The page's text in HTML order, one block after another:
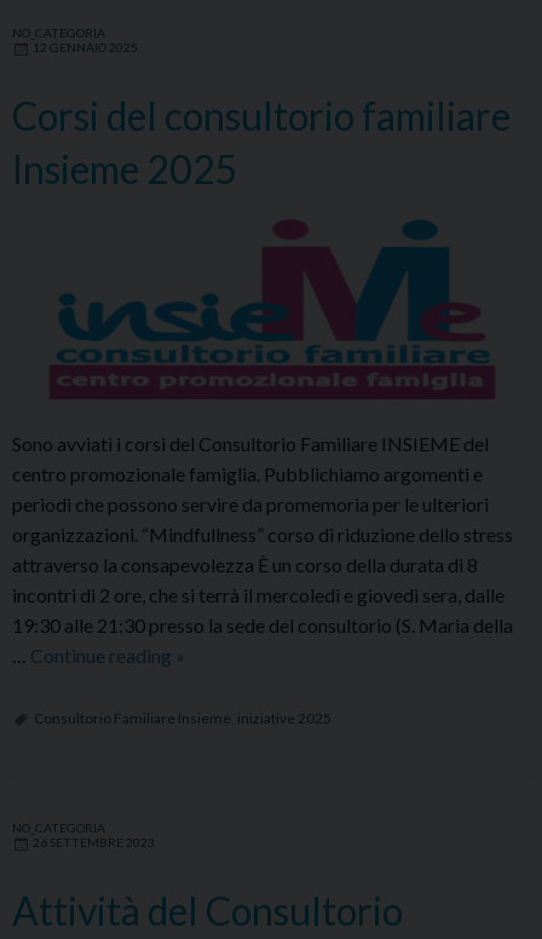
NO_CATEGORIA
12 GENNAIO 2025
Corsi del consultorio familiare
Insieme 2025
Sono avviati i corsi del Consultorio Familiare INSIEME del
centro promozionale famiglia. Pubblichiamo argomenti e
periodi che possono servire da promemoria per le ulteriori
organizzazioni. “Mindfullness” corso di riduzione dello stress
attraverso la consapevolezza È un corso della durata di 8
incontri di 2 ore, che si terrà il mercoledì e giovedì sera, dalle
19:30 alle 21:30 presso la sede del consultorio (S. Maria della
… Continue reading Corsi
consultorio
»
Consultorio Familiare Insieme iniziative 2025
NO_CATEGORIA
26 SETTEMBRE 2023
Attività del Consultorio